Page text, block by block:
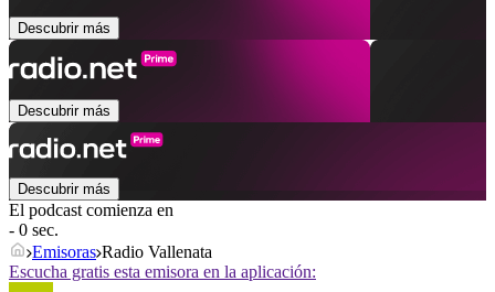
Descubrir más
Descubrir más
Descubrir más
El podcast comienza en
- 0 sec.
Emisoras Radio Vallenata
Escucha gratis esta emisora en la aplicación: